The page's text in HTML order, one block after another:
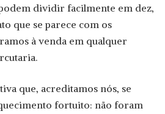
dividir facilmente em dez,
que se parece com os
à venda em qualquer
que, acreditamos nós, se
fortuito: não foram